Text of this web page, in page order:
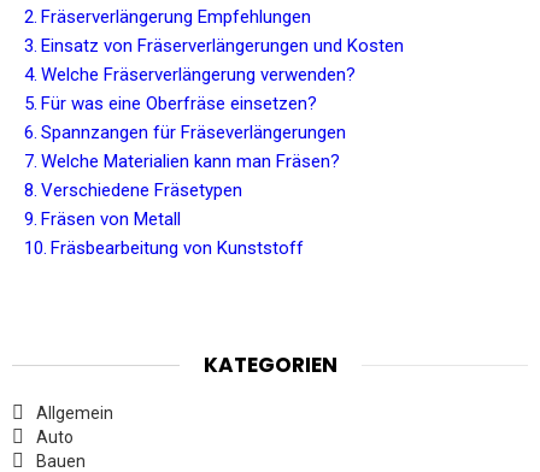
Fräserverlängerung Empfehlungen
Einsatz von Fräserverlängerungen und Kosten
Welche Fräserverlängerung verwenden?
Für was eine Oberfräse einsetzen?
Spannzangen für Fräseverlängerungen
Welche Materialien kann man Fräsen?
Verschiedene Fräsetypen
Fräsen von Metall
Fräsbearbeitung von Kunststoff
KATEGORIEN
Allgemein
Auto
Bauen